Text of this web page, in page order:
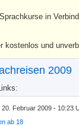
in
kostenlos und
2009
Februar 2009 - 10:23
ab 18